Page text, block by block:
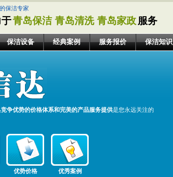
青岛保洁 青岛清洗 青岛家政 服务
保洁专家
保洁设备 经典案例 服务报价 保洁知识
争优势的价格体系和完美的产品服务提供是您永远关注的
优势价格 优秀案例